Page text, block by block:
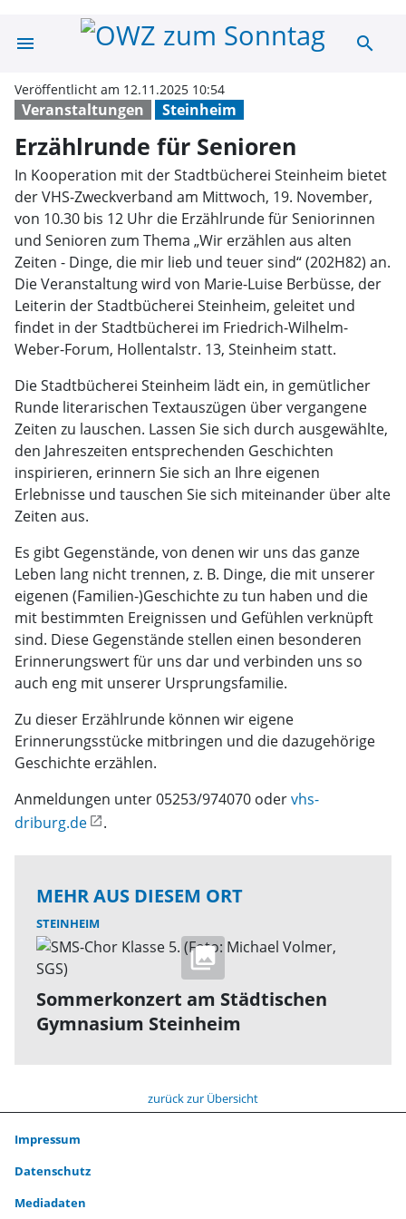
menu Erzählrundesearch
Veranstaltungen Steinheim
Veröffentlicht am 12.11.2025 10:54
Erzählrunde für Senioren
In Kooperation mit der Stadtbücherei Steinheim bietet
der VHS-Zweckverband am Mittwoch, 19. November,
von 10.30 bis 12 Uhr die Erzählrunde für Seniorinnen
und Senioren zum Thema „Wir erzählen aus alten
Zeiten - Dinge, die mir lieb und teuer sind“ (202H82) an.
Die Veranstaltung wird von Marie-Luise Berbüsse, der
Leiterin der Stadtbücherei Steinheim, geleitet und
findet in der Stadtbücherei im Friedrich-Wilhelm-
Weber-Forum, Hollentalstr. 13, Steinheim statt.
Die Stadtbücherei Steinheim lädt ein, in gemütlicher
Runde literarischen Textauszügen über vergangene
Zeiten zu lauschen. Lassen Sie sich durch ausgewählte,
den Jahreszeiten entsprechenden Geschichten
inspirieren, erinnern Sie sich an Ihre eigenen
Erlebnisse und tauschen Sie sich miteinander über alte
Zeiten aus.
Es gibt Gegenstände, von denen wir uns das ganze
Leben lang nicht trennen, z. B. Dinge, die mit unserer
eigenen (Familien-)Geschichte zu tun haben und die
mit bestimmten Ereignissen und Gefühlen verknüpft
sind. Diese Gegenstände stellen einen besonderen
Erinnerungswert für uns dar und verbinden uns so
auch eng mit unserer Ursprungsfamilie.
Zu dieser Erzählrunde können wir eigene
Erinnerungsstücke mitbringen und die dazugehörige
Geschichte erzählen.
Anmeldungen unter 05253/974070 odervhs-
driburg.de
.
MEHR AUS DIESEM ORT
STEINHEIM
Sommerkonzert am Städtischen
Gymnasium Steinheim
zurück zur Übersicht
Impressum
Datenschutz
Mediadaten